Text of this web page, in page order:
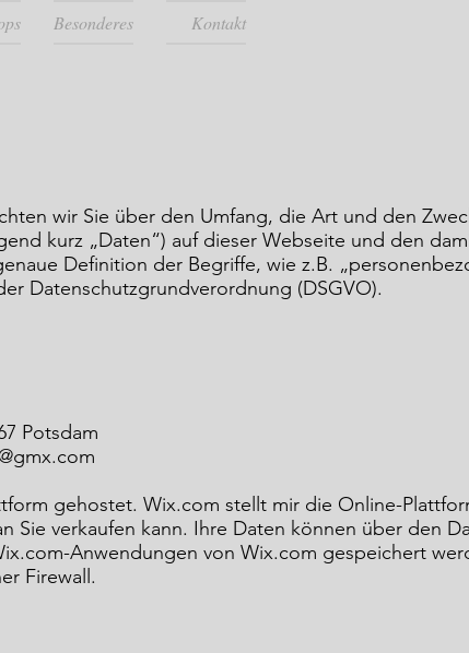
Besonderes Kontakt
wir Sie über den Umfang, die Art und den
kurz „Daten“) auf dieser Webseite und den
Definition der Begriffe, wie z.B.
Datenschutzgrundverordnung (DSGVO).
Potsdam
gehostet. Wix.com stellt mir die Online-
Sie verkaufen kann. Ihre Daten können über den
Anwendungen von Wix.com gespeichert
Firewall.